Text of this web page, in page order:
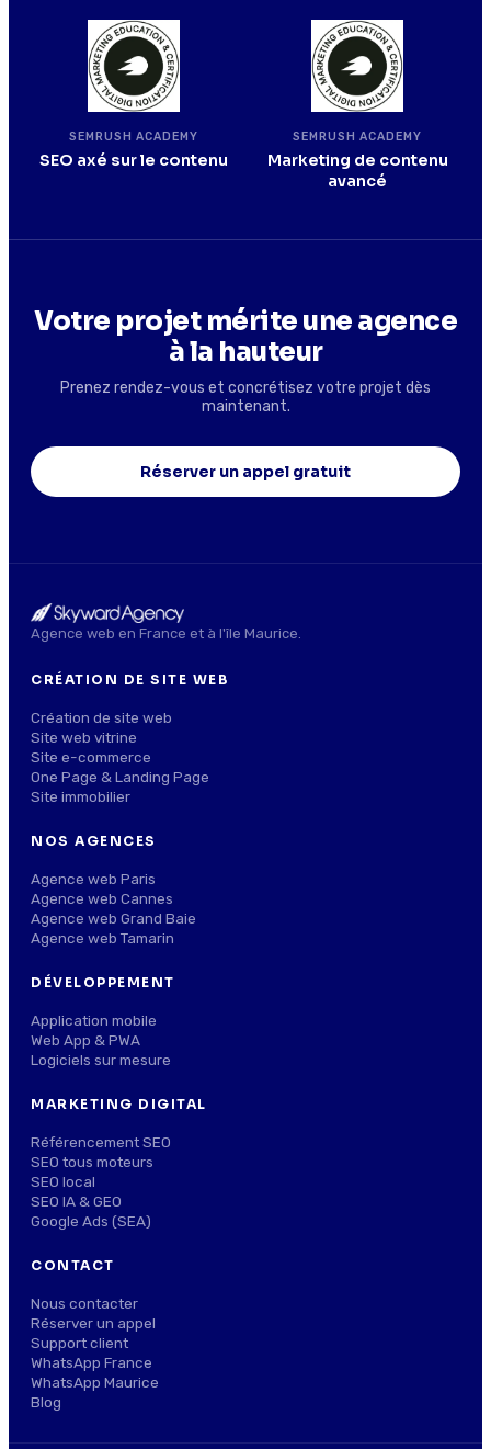
SEMRUSH ACADEMY
SEO axé sur le contenu
SEMRUSH ACADEMY
Marketing de contenu
avancé
Votre projet mérite une agence
à la hauteur
Prenez rendez-vous et concrétisez votre projet dès
maintenant.
Réserver un appel gratuit
Agence web en France et à l'île Maurice.
CRÉATION DE SITE WEB
Création de site web
Site web vitrine
Site e-commerce
One Page & Landing Page
Site immobilier
NOS AGENCES
Agence web Paris
Agence web Cannes
Agence web Grand Baie
Agence web Tamarin
DÉVELOPPEMENT
Application mobile
Web App & PWA
Logiciels sur mesure
MARKETING DIGITAL
Référencement SEO
SEO tous moteurs
SEO local
SEO IA & GEO
Google Ads (SEA)
CONTACT
Nous contacter
Réserver un appel
Support client
WhatsApp France
WhatsApp Maurice
Blog